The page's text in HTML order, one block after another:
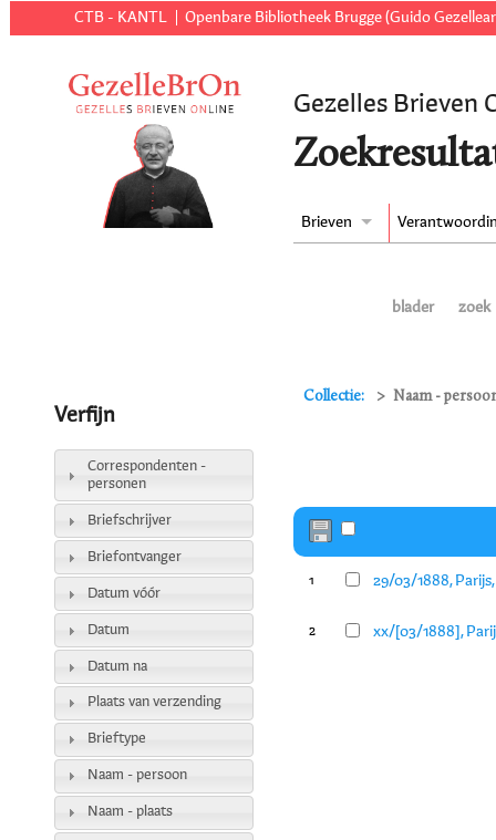
CTB - KANTL Openbare Bibliotheek Brugge (Guido
Gezelles Brieven
Brieven
blader zoek
Collectie: Naam -
1 29/03/1888,
2 xx/[03/1888],
Verfijn
Correspondenten -
personen
Briefschrijver
Briefontvanger
Datum vóór
Datum
Datum na
Plaats van verzending
Brieftype
Naam - persoon
Naam - plaats